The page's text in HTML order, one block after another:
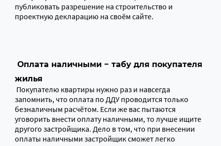
публиковать разрешение на строительство и
проектную декларацию на своём сайте.
Оплата наличными − табу для покупателя
жилья
Покупателю квартиры нужно раз и навсегда
запомнить, что оплата по ДДУ проводится только
безналичным расчётом. Если же вас пытаются
уговорить внести оплату наличными, то лучше ищите
другого застройщика. Дело в том, что при внесении
оплаты наличными застройщик сможет легко